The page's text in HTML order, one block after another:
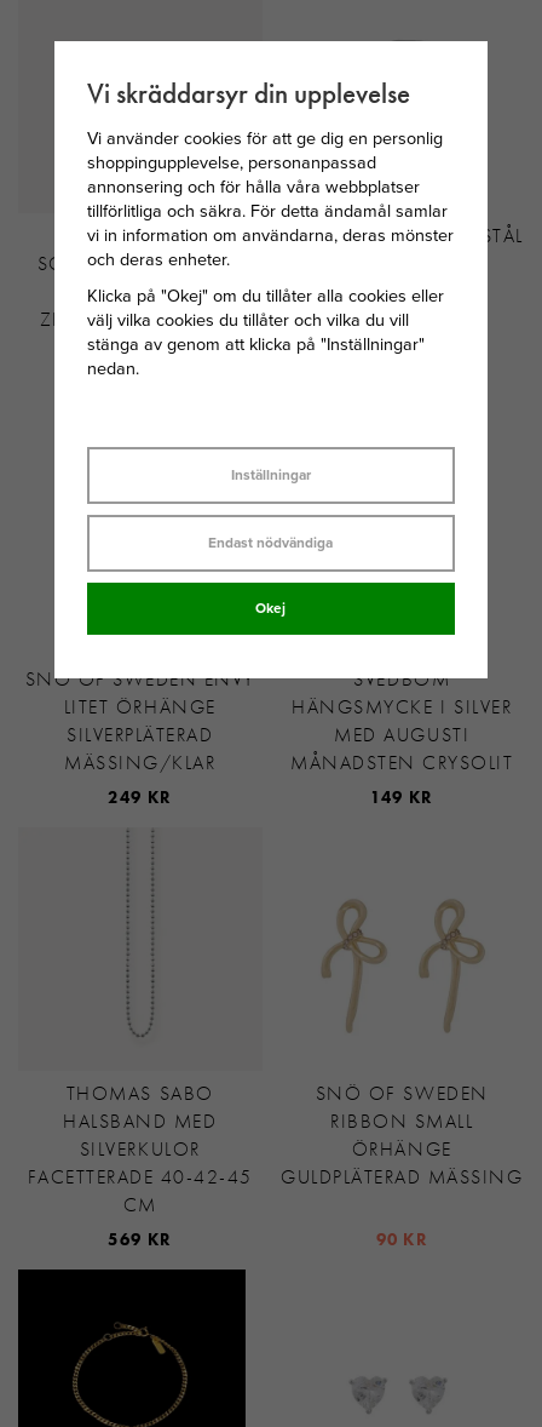
THOMAS SABO
SOLITÄRRING I SILVER
MED STOR
ZIRKONIASTEN OCH
SMÅ STENAR
AROCK VINCE RING STÅL
SNÖ OF SWEDEN ENVY
LITET ÖRHÄNGE
SILVERPLÄTERAD
MÄSSING/KLAR
249 KR
SVEDBOM
HÄNGSMYCKE I SILVER
MED AUGUSTI
MÅNADSTEN CRYSOLIT
149 KR
THOMAS SABO
HALSBAND MED
SILVERKULOR
FACETTERADE 40-42-45
CM
569 KR
SNÖ OF SWEDEN
RIBBON SMALL
ÖRHÄNGE
GULDPLÄTERAD MÄSSING
90 KR
Vi skräddarsyr din upplevelse
Vi använder cookies för att ge dig en personlig
shoppingupplevelse, personanpassad
annonsering och för hålla våra webbplatser
tillförlitliga och säkra. För detta ändamål samlar
vi in information om användarna, deras mönster
och deras enheter.
Klicka på "Okej" om du tillåter alla cookies eller
välj vilka cookies du tillåter och vilka du vill
stänga av genom att klicka på "Inställningar"
nedan.
Inställningar
Endast nödvändiga
Okej